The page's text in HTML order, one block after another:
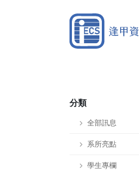
分類
全部訊息
系所亮點
學生專欄